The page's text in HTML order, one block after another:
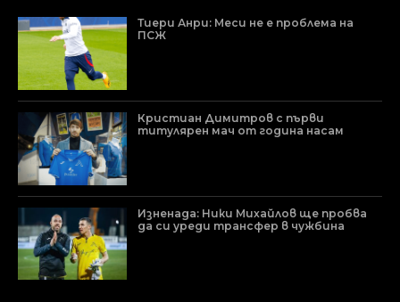
Тиери Анри: Меси не е проблема на
ПСЖ
Кристиан Димитров с първи
титулярен мач от година насам
Изненада: Ники Михайлов ще пробва
да си уреди трансфер в чужбина